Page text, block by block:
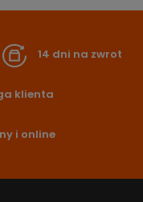
14 dni na zwrot
klienta
i online